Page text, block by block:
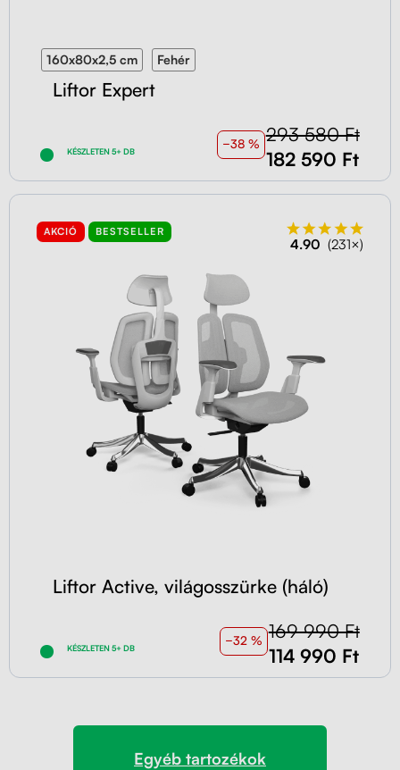
160x80x2,5 cm Fehér
Liftor Expert
KÉSZLETEN 5+ DB
−38 % 293 580 Ft
182 590 Ft
AKCIÓ BESTSELLER
4.90 (231×)
Liftor Active, világosszürke (háló)
KÉSZLETEN 5+ DB
−32 % 169 990 Ft
114 990 Ft
Egyéb tartozékok